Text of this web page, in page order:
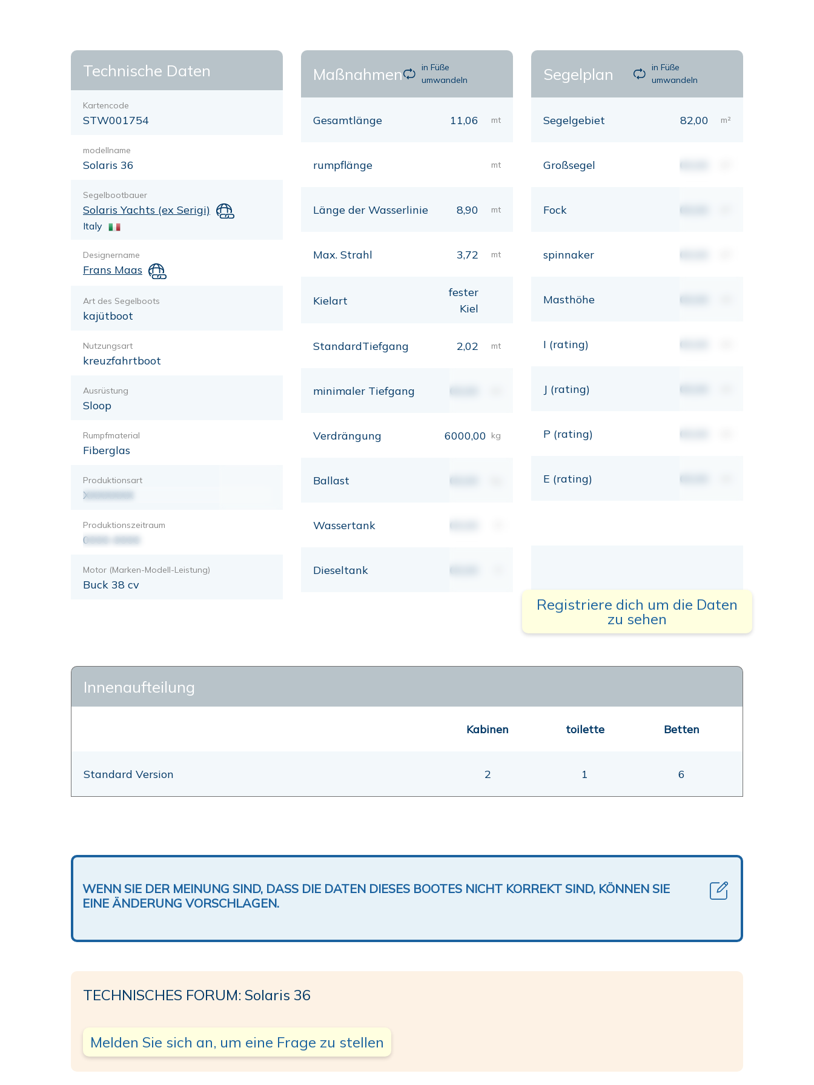
Technische Daten
Kartencode
STW001754
modellname
Solaris 36
Segelbootbauer
Solaris Yachts (ex Serigi)
Italy
Designername
Frans Maas
Art des Segelboots
kajütboot
Nutzungsart
kreuzfahrtboot
Ausrüstung
Sloop
Rumpfmaterial
Fiberglas
Produktionsart
XXXXXXX
Produktionszeitraum
0000-0000
Motor (Marken-Modell-Leistung)
Buck 38 cv
Maßnahmen
in Füße
umwandeln
Gesamtlänge 11,06 mt
rumpflänge mt
Länge der Wasserlinie 8,90 mt
Max. Strahl 3,72 mt
Kielart
fester
Kiel
StandardTiefgang 2,02 mt
minimaler Tiefgang 00,00
Verdrängung 6000,00 kg
Ballast 00,00
Wassertank 00,00
Dieseltank 00,00
Segelplan
in Füße
umwandeln
Segelgebiet 82,00 m²
Großsegel 00,00
Fock 00,00
spinnaker 00,00
Masthöhe 00,00
I (rating) 00,00
J (rating) 00,00
P (rating) 00,00
E (rating) 00,00
Registriere dich um die Daten
zu sehen
Innenaufteilung
Kabinen toilette Betten
Standard Version 2 1 6
WENN SIE DER MEINUNG SIND, DASS DIE DATEN DIESES BOOTES NICHT KORREKT SIND, KÖNNEN SIE
EINE ÄNDERUNG VORSCHLAGEN.
TECHNISCHES FORUM: Solaris 36
Melden Sie sich an, um eine Frage zu stellen